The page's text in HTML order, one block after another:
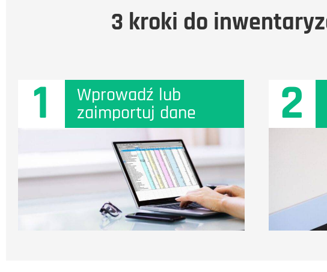
3 kroki do
1 Wprowadź lub
zaimportuj dane 2